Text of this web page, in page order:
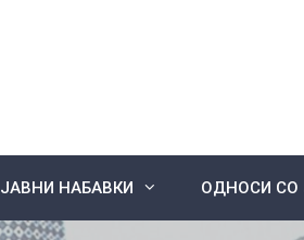
ЈАВНИ НАБАВКИ ОДНОСИ СО